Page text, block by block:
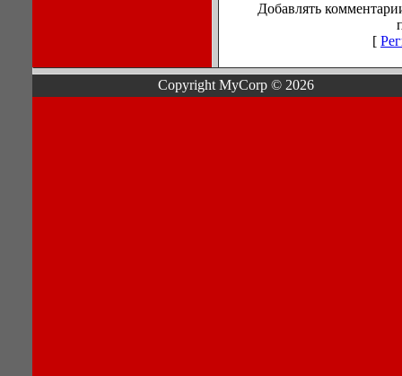
Добавлять
[
Copyright MyCorp © 2026